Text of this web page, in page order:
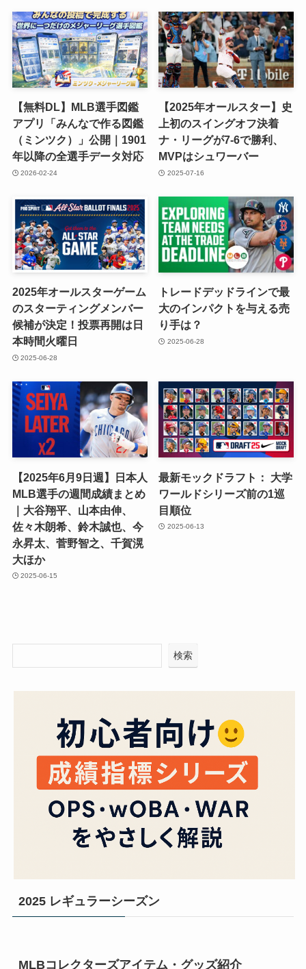
【無料DL】MLB選手図鑑
アプリ「みんなで作る図鑑
（ミンツク）」公開｜1901
年以降の全選手データ対応
2026-02-24
【2025年オールスター】史
上初のスイングオフ決着
ナ・リーグが7-6で勝利、
MVPはシュワーバー
2025-07-16
2025年オールスターゲーム
のスターティングメンバー
候補が決定！投票再開は日
本時間火曜日
2025-06-28
トレードデッドラインで最
大のインパクトを与える売
り手は？
2025-06-28
【2025年6月9日週】日本人
MLB選手の週間成績まとめ
｜大谷翔平、山本由伸、
佐々木朗希、鈴木誠也、今
永昇太、菅野智之、千賀滉
大ほか
2025-06-15
最新モックドラフト： 大学
ワールドシリーズ前の1巡
目順位
2025-06-13
検索
2025 レギュラーシーズン
MLBコレクターズアイテム・グッズ紹介